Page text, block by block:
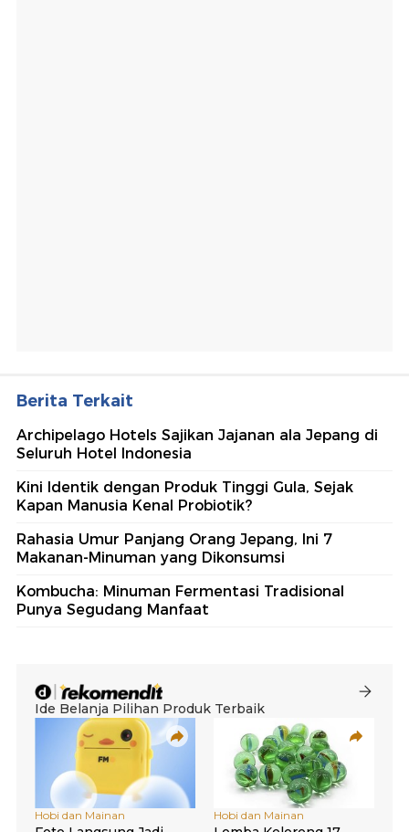
Berita Terkait
Archipelago Hotels Sajikan Jajanan ala Jepang di
Seluruh Hotel Indonesia
Kini Identik dengan Produk Tinggi Gula, Sejak
Kapan Manusia Kenal Probiotik?
Rahasia Umur Panjang Orang Jepang, Ini 7
Makanan-Minuman yang Dikonsumsi
Kombucha: Minuman Fermentasi Tradisional
Punya Segudang Manfaat